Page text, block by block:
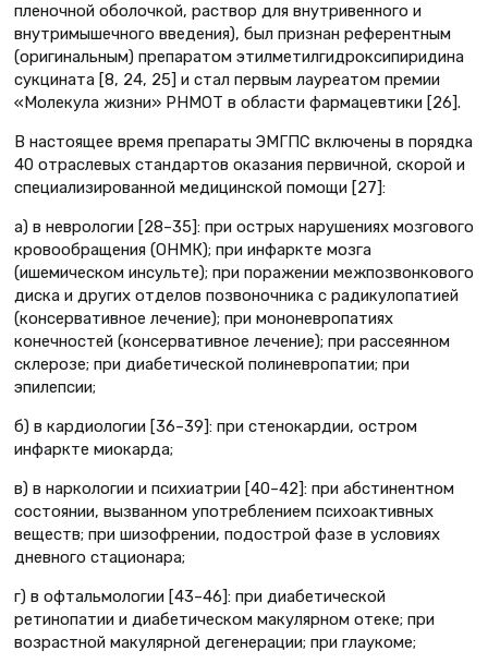
пленочной оболочкой, раствор для внутривенного и
внутримышечного введения), был признан референтным
(оригинальным) препаратом этилметилгидроксипиридина
сукцината [8, 24, 25] и стал первым лауреатом премии
«Молекула жизни» РНМОТ в области фармацевтики [26].
В настоящее время препараты ЭМГПС включены в порядка
40 отраслевых стандартов оказания первичной, скорой и
специализированной медицинской помощи [27]:
а) в неврологии [28–35]: при острых нарушениях мозгового
кровообращения (ОНМК); при инфаркте мозга
(ишемическом инсульте); при поражении межпозвонкового
диска и других отделов позвоночника с радикулопатией
(консервативное лечение); при мононевропатиях
конечностей (консервативное лечение); при рассеянном
склерозе; при диабетической полиневропатии; при
эпилепсии;
б) в кардиологии [36–39]: при стенокардии, остром
инфаркте миокарда;
в) в наркологии и психиатрии [40–42]: при абстинентном
состоянии, вызванном употреблением психоактивных
веществ; при шизофрении, подострой фазе в условиях
дневного стационара;
г) в офтальмологии [43–46]: при диабетической
ретинопатии и диабетическом макулярном отеке; при
возрастной макулярной дегенерации; при глаукоме;